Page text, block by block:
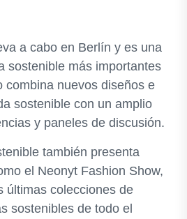
a cabo en Berlín y es una
sostenible más importantes
combina nuevos diseños e
sostenible con un amplio
y paneles de discusión.
también presenta
el Neonyt Fashion Show,
últimas colecciones de
sostenibles de todo el